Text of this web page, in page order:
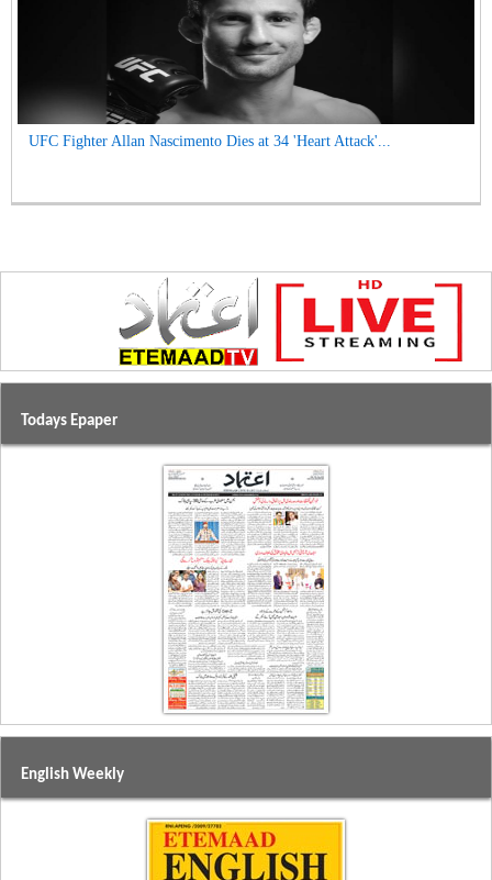
UFC Fighter Allan Nascimento Dies at 34 'Heart Attack'...
Todays Epaper
English Weekly